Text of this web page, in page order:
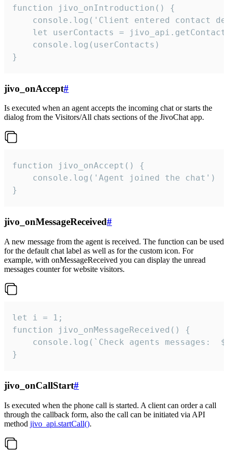
function jivo_onIntroduction() {
console.log('Client entered contact
let userContacts =
    console.log(userContacts)
}
jivo_onAccept#
Is executed when an agent accepts the incoming chat or starts the
dialog from the Visitors/All chats sections of the JivoChat app.
function jivo_onAccept() {
}
jivo_onMessageReceived#
A new message from the agent is received. The function can be used
for the default chat label as well as for the custom icon. For
example, with onMessageReceived you can display the unread
messages counter for website visitors.
let i = 1;
function jivo_onMessageReceived() {
}
jivo_onCallStart#
Is executed when the phone call is started. A client can order a call
through the callback form, also the call can be initiated via API
method jivo_api.startCall().